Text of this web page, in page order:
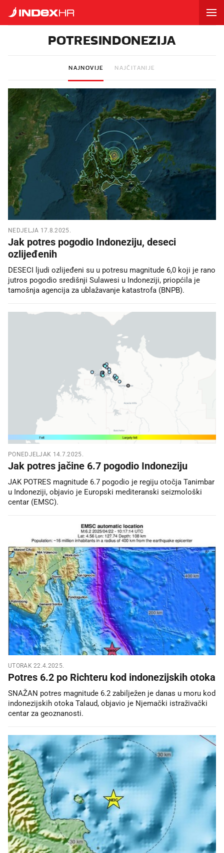
POTRESINDONEZIJA
NAJNOVIJE NAJČITANIJE
NEDJELJA 17.8.2025.
Jak potres pogodio Indoneziju, deseci
ozlijeđenih
DESECI ljudi ozlijeđeni su u potresu magnitude 6,0 koji je rano
jutros pogodio središnji Sulawesi u Indoneziji, priopćila je
tamošnja agencija za ublažavanje katastrofa (BNPB).
PONEDJELJAK 14.7.2025.
Jak potres jačine 6.7 pogodio Indoneziju
JAK POTRES magnitude 6.7 pogodio je regiju otočja Tanimbar
u Indoneziji, objavio je Europski mediteranski seizmološki
centar (EMSC).
UTORAK 22.4.2025.
Potres 6.2 po Richteru kod indonezijskih otoka
SNAŽAN potres magnitude 6.2 zabilježen je danas u moru kod
indonezijskih otoka Talaud, objavio je Njemački istraživački
centar za geoznanosti.